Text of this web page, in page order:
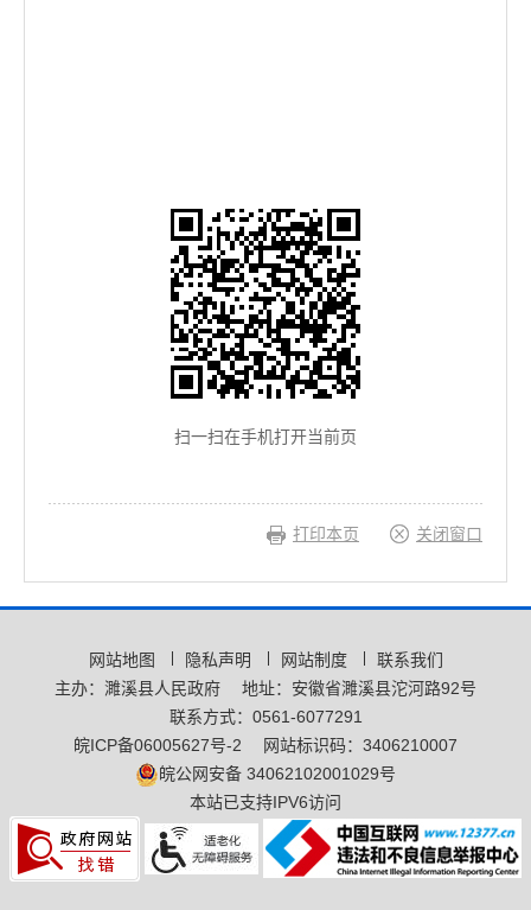
扫一扫在手机打开当前页
打印本页 关闭窗口
网站地图 隐私声明 网站制度
联系我们
主办：濉溪县人民政府
地址：安徽省濉溪县沱河路92号
联系方式：0561-6077291
皖ICP备06005627号-2
网站标识码：3406210007
皖公网安备 34062102001029号
本站已支持IPV6访问